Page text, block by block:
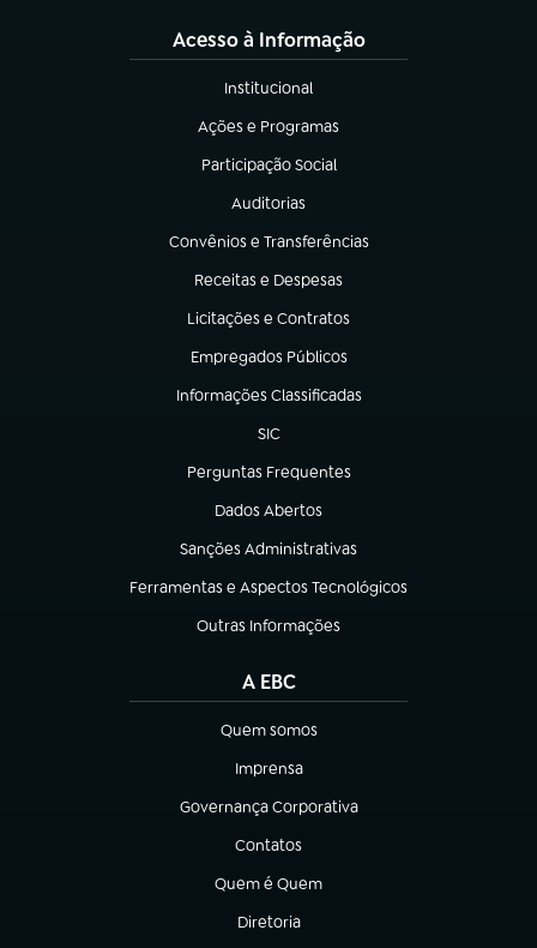
Acesso à Informação
Institucional
(abre em nova aba)
Ações e Programas
(abre em nova aba)
Participação Social
(abre em nova aba)
Auditorias
(abre em nova aba)
Convênios e Transferências
(abre em nova aba)
Receitas e Despesas
(abre em nova aba)
Licitações e Contratos
(abre em nova aba)
Empregados Públicos
(abre em nova aba)
Informações Classificadas
(abre em nova aba)
SIC
(abre em nova aba)
Perguntas Frequentes
(abre em nova aba)
Dados Abertos
(abre em nova aba)
Sanções Administrativas
(abre em nova aba)
Ferramentas e Aspectos Tecnológicos
(abre em nova aba)
Outras Informações
(abre em nova aba)
A EBC
Quem somos
(abre em nova aba)
Imprensa
(abre em nova aba)
Governança Corporativa
(abre em nova aba)
Contatos
(abre em nova aba)
Quem é Quem
(abre em nova aba)
Diretoria
(abre em nova aba)